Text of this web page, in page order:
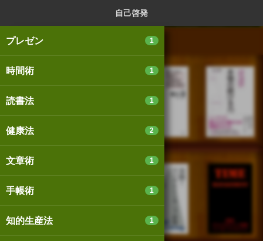
自己啓発
プレゼン 1
時間術 1
読書法 1
健康法 2
文章術 1
手帳術 1
知的生産法 1
パソコン版
個人情報保護基本方針
Cookie等の利用に関するガイドライン
サイトアクセス情報の取得について
法人・プレスお問い合わせ 運営会社